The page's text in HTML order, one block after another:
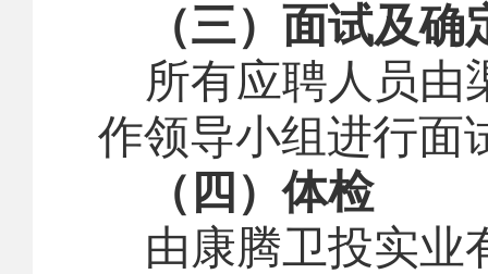
（三）面试及
所有应聘人员由
作领导小组进行面
（四）体检
由康腾卫投实业